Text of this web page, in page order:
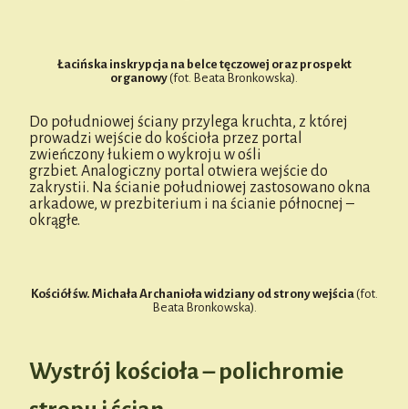
Łacińska inskrypcja na belce tęczowej oraz prospekt
organowy(fot. Beata Bronkowska).
Do południowej ściany przylega kruchta, z której
prowadzi wejście do kościoła przez portal
zwieńczony łukiem o wykroju w ośli
grzbiet. Analogiczny portal otwiera wejście do
zakrystii. Na ścianie południowej zastosowano okna
arkadowe, w prezbiterium i na ścianie północnej –
okrągłe.
Kościół św. Michała Archanioła widziany od strony wejścia(fot.
Beata Bronkowska).
Wystrój kościoła – polichromie